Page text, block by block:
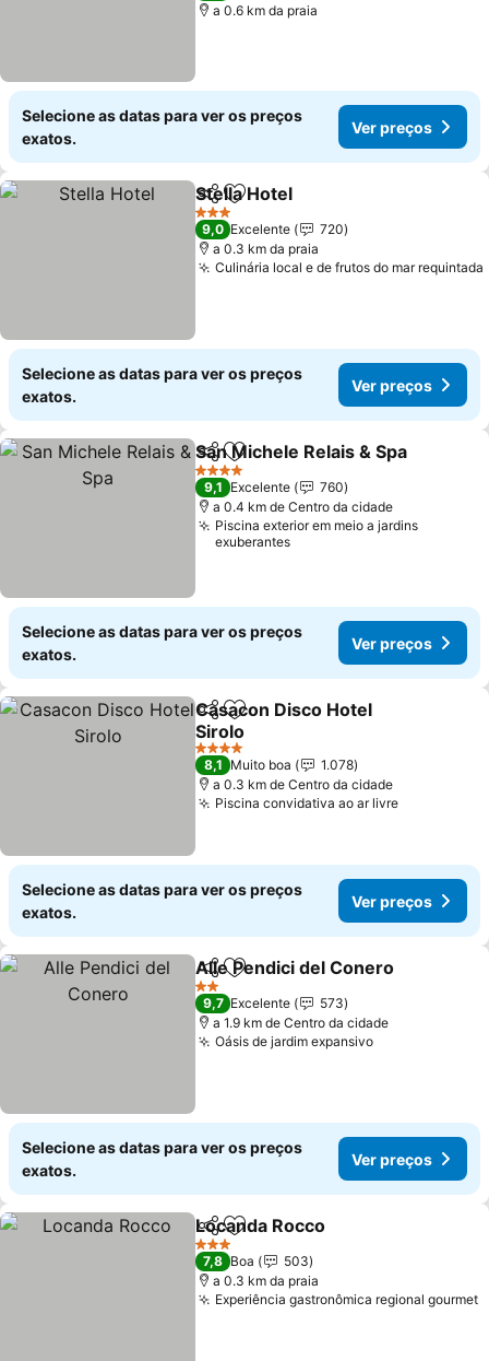
a 0.6 km da praia
Selecione as datas para ver os preços
exatos.
Ver preços
PartilharAdicionar aos favoritos
Stella Hotel
3 Estrelas
9,0 Excelente
720
a 0.3 km da praia
Culinária local e de frutos do mar requintada
Selecione as datas para ver os preços
exatos.
Ver preços
PartilharAdicionar aos favoritos
San Michele Relais & Spa
4 Estrelas
9,1 Excelente
760
a 0.4 km de Centro da cidade
Piscina exterior em meio a jardins
exuberantes
Selecione as datas para ver os preços
exatos.
Ver preços
PartilharAdicionar aos favoritos
Casacon Disco Hotel
Sirolo
Ver preços
4 Estrelas
8,1 Muito boa
1.078
a 0.3 km de Centro da cidade
Piscina convidativa ao ar livreVer preços
Selecione as datas para ver os preços
exatos.
Ver preços
PartilharAdicionar aos favoritos
Alle Pendici del Conero
2 Estrelas
9,7 Excelente
573
a 1.9 km de Centro da cidade
Oásis de jardim expansivoVer preços
Selecione as datas para ver os preços
exatos.
Ver preços
PartilharAdicionar aos favoritos
Locanda Rocco
3 Estrelas
7,8 Boa
503
a 0.3 km da praia
Experiência gastronômica regional gourmet